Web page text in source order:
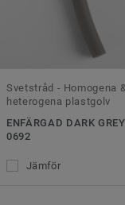
Svetstråd - Homogena
heterogena plastgolv
ENFÄRGAD DARK GREY
0692
Jämför